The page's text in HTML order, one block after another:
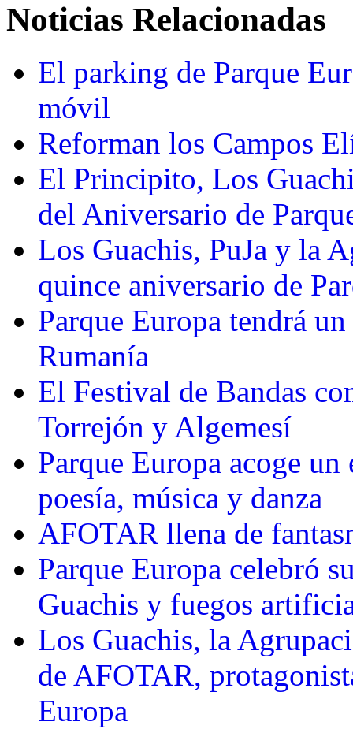
Noticias Relacionadas
El parking de Parque
móvil
Reforman los Campos
El Principito, Los
del Aniversario de
Los Guachis, PuJa y la
quince aniversario de
Parque Europa tendrá
Rumanía
El Festival de Bandas
Torrejón y Algemesí
Parque Europa acoge
poesía, música y danza
AFOTAR llena de
Parque Europa celebró
Guachis y fuegos
Los Guachis, la
de AFOTAR,
Europa